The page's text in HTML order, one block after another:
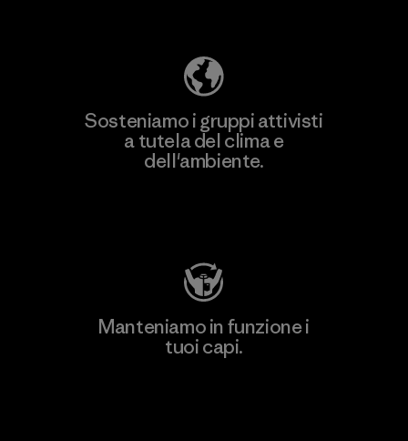
Sosteniamo i gruppi attivisti
a tutela del clima e
dell'ambiente.
Manteniamo in funzione i
tuoi capi.